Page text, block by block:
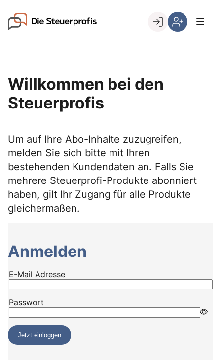
content
Go to landing page.
sind
Willkommen bei den
Steuerprofis
Um auf Ihre Abo-Inhalte zuzugreifen,
melden Sie sich bitte mit Ihren
bestehenden Kundendaten an. Falls Sie
mehrere Steuerprofi-Produkte abonniert
haben, gilt Ihr Zugang für alle Produkte
gleichermaßen.
Anmelden